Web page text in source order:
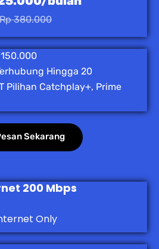
Rp 380.000
Hingga 20
Pilihan Catchplay+, Prime
Sekarang
200 Mbps
Only